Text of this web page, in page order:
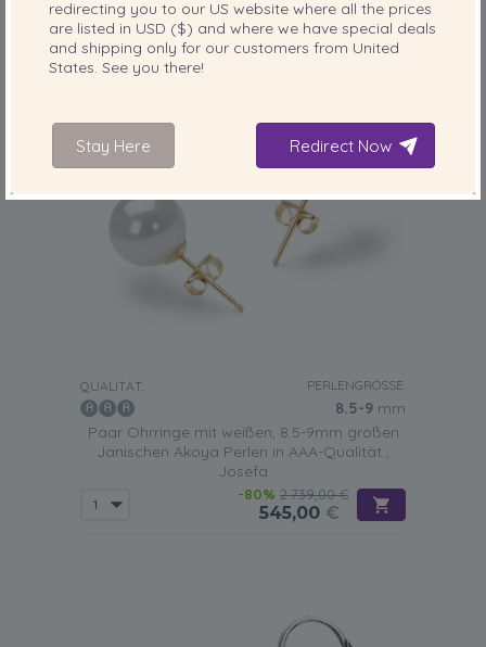
QUALITÄT: PERLENGRÖSSE:
8.5-9 mm
Paar Ohrringe mit weißen, 8.5-9mm großen
Janischen Akoya Perlen in AAA-Qualität ,
Josefa
-80% 2.739,00 €
545,00 €
redirecting you to our US website where all the prices
are listed in USD ($) and where we have special deals
and shipping only for our customers from United
States. See you there!
Stay Here Redirect Now